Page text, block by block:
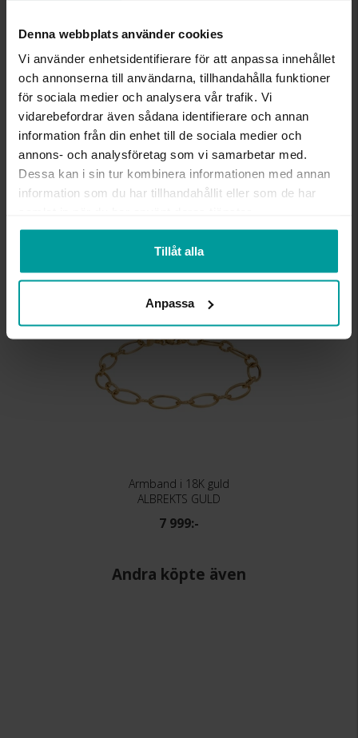
Denna webbplats använder cookies
Vi använder enhetsidentifierare för att anpassa innehållet
och annonserna till användarna, tillhandahålla funktioner
för sociala medier och analysera vår trafik. Vi
vidarebefordrar även sådana identifierare och annan
information från din enhet till de sociala medier och
annons- och analysföretag som vi samarbetar med.
Dessa kan i sin tur kombinera informationen med annan
information som du har tillhandahållit eller som de har
Tillåt alla
Anpassa
INFO
BREDD CA (MM)
6.50-5,0
LÄNGD CA (CM)
45
VARUMÄRKE
Albrekts Guld
MATERIAL
Guld
ÄDELMETALL
18K Gold
DETALJER
Ihålig kedja
VIKT CA (GRAM)
4,10
Liknande produkter
Kalasdeal
Armband i 18K guld
ALBREKTS GULD
7 999:-
Andra köpte även